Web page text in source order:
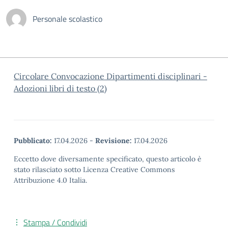
Personale scolastico
Circolare Convocazione Dipartimenti disciplinari -
Adozioni libri di testo (2)
Pubblicato: 17.04.2026 - Revisione: 17.04.2026
Eccetto dove diversamente specificato, questo articolo è
stato rilasciato sotto Licenza Creative Commons
Attribuzione 4.0 Italia.
Stampa / Condividi